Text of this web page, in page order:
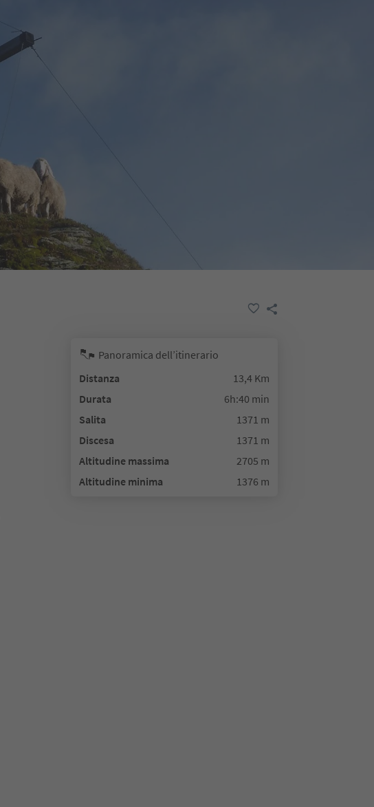
Panoramica dell’itinerario
Distanza
13,4 Km
Durata
6h:40 min
Salita
1371 m
Discesa
1371 m
Altitudine massima
2705 m
Altitudine minima
1376 m